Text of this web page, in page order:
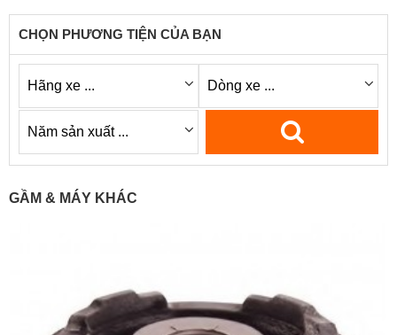
CHỌN PHƯƠNG TIỆN CỦA BẠN
GẦM & MÁY KHÁC